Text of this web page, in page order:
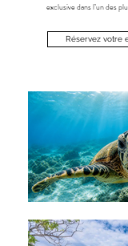
exclusive dans l’un des
Réservez votre